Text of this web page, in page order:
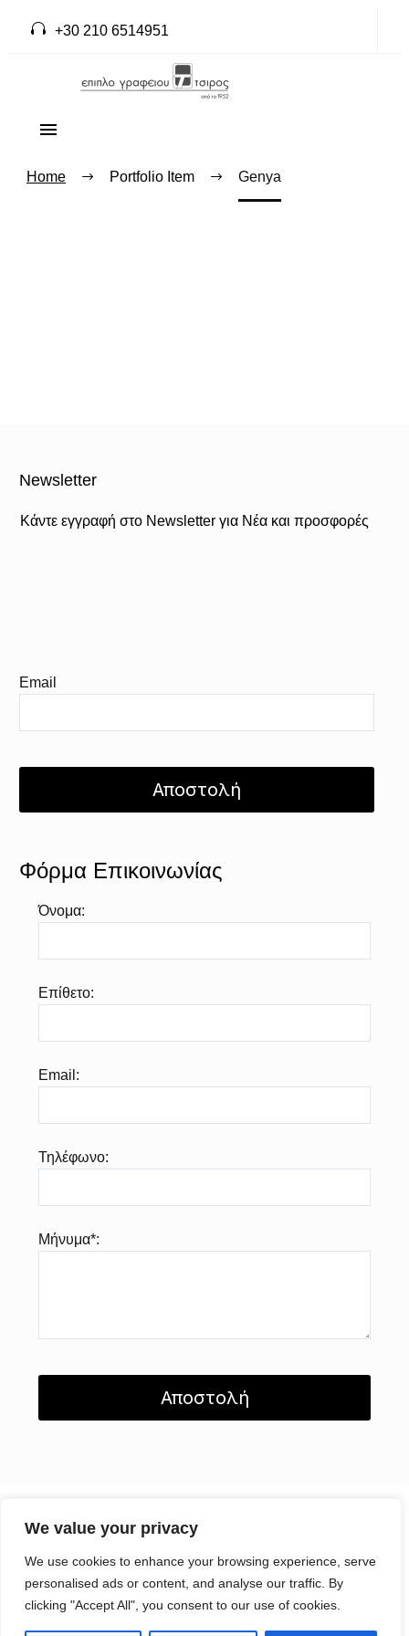
We value your privacy
We use cookies to enhance your browsing experience, serve
personalised ads or content, and analyse our traffic. By
clicking "Accept All", you consent to our use of cookies.
+30 210 6514951
Home Portfolio Item Genya
Newsletter
Κάντε εγγραφή στο Newsletter για Νέα και προσφορές
Email
Φόρμα Επικοινωνίας
Όνομα:
Επίθετο:
Email:
Τηλέφωνο:
Μήνυμα*:
© Copyright 1952 – 2026 | All Rights Reserved |
Προϋποθέσεις| Έπιπλα Γραφείου Τσίρος